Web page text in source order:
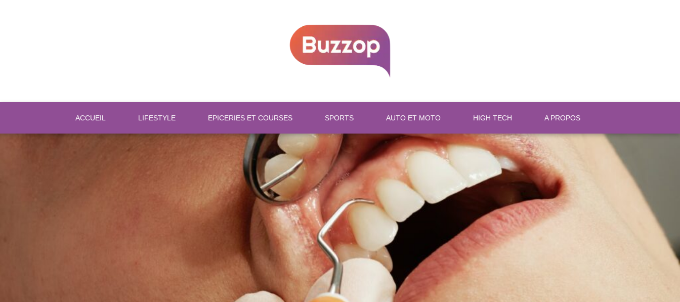
ACCUEIL LIFESTYLE EPICERIES ET COURSES SPORTS AUTO ET MOTO HIGH TECH A PROPOS